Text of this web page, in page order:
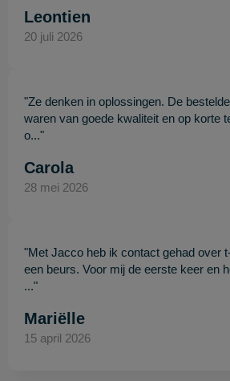
Leontien
20 juli 2026
"Ze denken in oplossingen. De
waren van goede kwaliteit en op korte
o..."
Carola
28 mei 2026
"Met Jacco heb ik contact gehad over
een beurs. Voor mij de eerste keer en
..."
Mariëlle
15 april 2026